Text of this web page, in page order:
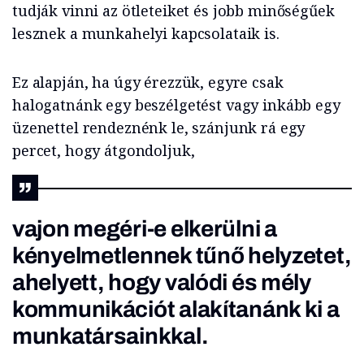
tudják vinni az ötleteiket és jobb minőségűek
lesznek a munkahelyi kapcsolataik is.
Ez alapján, ha úgy érezzük, egyre csak
halogatnánk egy beszélgetést vagy inkább egy
üzenettel rendeznénk le, szánjunk rá egy
percet, hogy átgondoljuk,
vajon megéri-e elkerülni a
kényelmetlennek tűnő helyzetet,
ahelyett, hogy valódi és mély
kommunikációt alakítanánk ki a
munkatársainkkal.